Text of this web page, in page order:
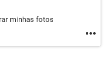
minhas fotos